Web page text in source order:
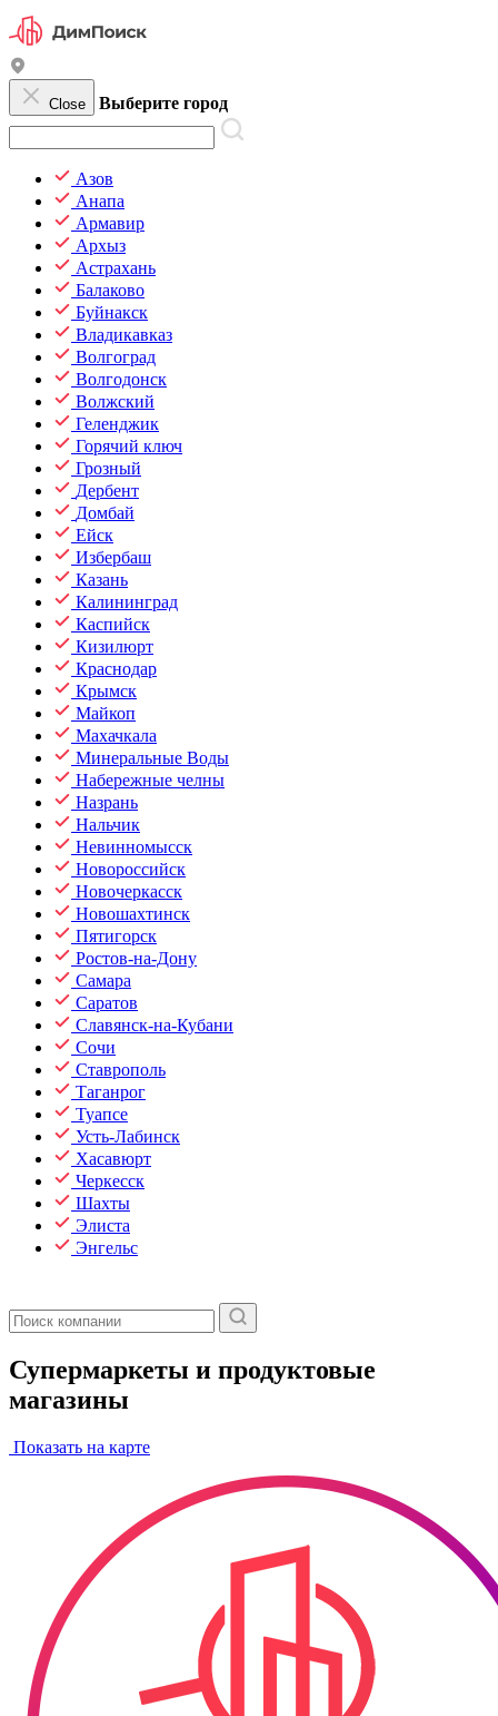
Close Выберите город
Азов
Анапа
Армавир
Архыз
Астрахань
Балаково
Буйнакск
Владикавказ
Волгоград
Волгодонск
Волжский
Геленджик
Горячий ключ
Грозный
Дербент
Домбай
Ейск
Избербаш
Казань
Калининград
Каспийск
Кизилюрт
Краснодар
Крымск
Майкоп
Махачкала
Минеральные Воды
Набережные челны
Назрань
Нальчик
Невинномысск
Новороссийск
Новочеркасск
Новошахтинск
Пятигорск
Ростов-на-Дону
Самара
Саратов
Славянск-на-Кубани
Сочи
Ставрополь
Таганрог
Туапсе
Усть-Лабинск
Хасавюрт
Черкесск
Шахты
Элиста
Энгельс
Супермаркеты и продуктовые
магазины
Показать на карте